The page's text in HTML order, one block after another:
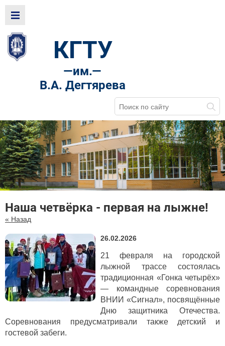
КГТУ
—им.—
В.А. Дегтярева
Наша четвёрка - первая на лыжне!
« Назад
26.02.2026
21 февраля на городской
лыжной трассе состоялась
традиционная «Гонка четырёх»
— командные соревнования
ВНИИ «Сигнал», посвящённые
Дню защитника Отечества.
Соревнования предусматривали также детский и
гостевой забеги.